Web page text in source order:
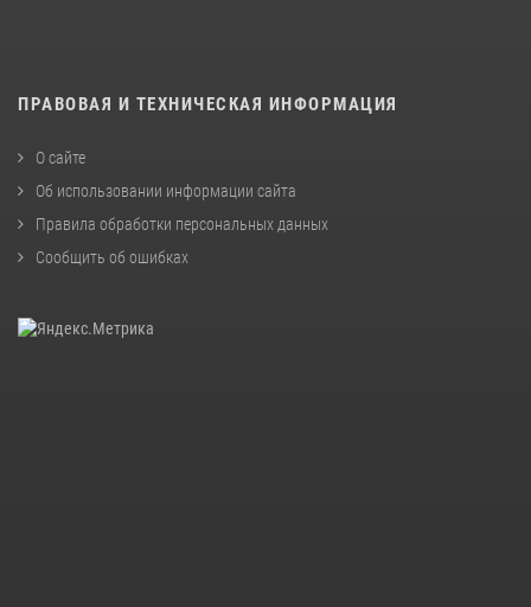
ПРАВОВАЯ И ТЕХНИЧЕСКАЯ ИНФОРМАЦИЯ
О сайте
Об использовании информации сайта
Правила обработки персональных данных
Сообщить об ошибках